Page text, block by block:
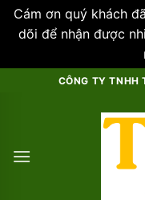
Cám ơn quý khách
dõi để nhận được
CÔNG TY TNHH